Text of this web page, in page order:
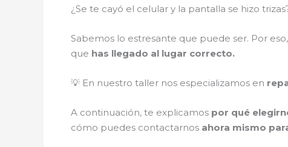
¿Se te cayó el celular y la pantalla se hizo
Sabemos lo estresante que puede ser. Por eso,
que has llegado al lugar correcto.
💡 En nuestro taller nos especializamos en
A continuación, te explicamos por qué
cómo puedes contactarnos ahora mismo